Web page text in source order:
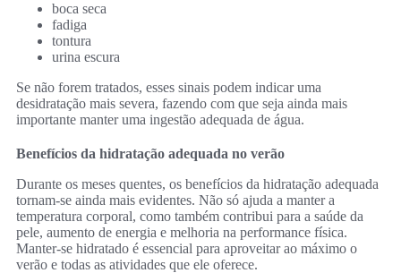
boca seca
fadiga
tontura
urina escura
Se não forem tratados, esses sinais podem indicar uma
desidratação mais severa, fazendo com que seja ainda mais
importante manter uma ingestão adequada de água.
Benefícios da hidratação adequada no verão
Durante os meses quentes, os benefícios da hidratação adequada
tornam-se ainda mais evidentes. Não só ajuda a manter a
temperatura corporal, como também contribui para a saúde da
pele, aumento de energia e melhoria na performance física.
Manter-se hidratado é essencial para aproveitar ao máximo o
verão e todas as atividades que ele oferece.